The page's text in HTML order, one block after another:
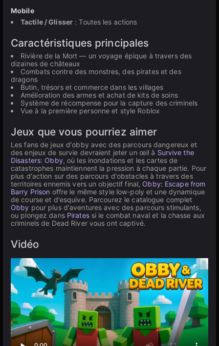
Mobile
Tactile / Glisser : Toutes les actions
Caractéristiques principales
Rivière de la Mort — un voyage épique à travers des
dizaines de châteaux
Combats contre des monstres, des pirates et des
dragons
Butin, trésors et commerce dans les villages
Amélioration des armes et achat de kits de soins
Système de récompense pour la capture des criminels
Vue à la première personne et style Roblox
Jeux que vous pourriez aimer
Les fans de jeux d'obby avec des parcours dangereux et
des enjeux de survie devraient jeter un œil à Survive the
Disasters: Obby, où les inondations et les cartes de
catastrophes maintiennent la pression à chaque partie. Pour
plus d'action sur des parcours d'obstacles à travers des
territoires ennemis vers un objectif final, Obby: Escape from
Barry Prison offre le même style low-poly et une dynamique
de course et d'esquive. Parcourez le catalogue complet
Obby pour plus d'aventures avec des parcours stimulants,
ou plongez dans Piratessi le combat naval et la chasse aux
criminels de Dead River vous ont captivé.
Vidéo